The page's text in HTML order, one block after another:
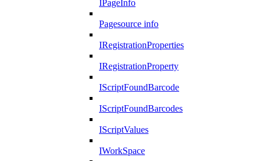
IPageInfo
Pagesource info
IRegistrationProperties
IRegistrationProperty
IScriptFoundBarcode
IScriptFoundBarcodes
IScriptValues
IWorkSpace